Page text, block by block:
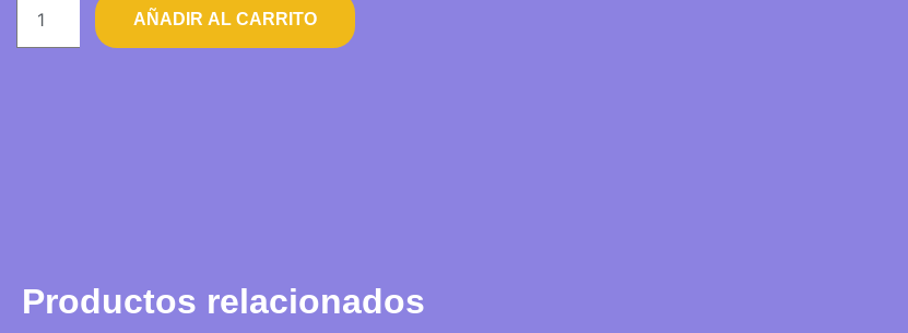
AÑADIR AL CARRITO
Productos relacionados